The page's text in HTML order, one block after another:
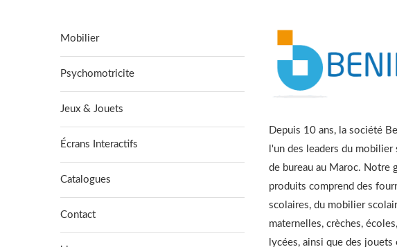
Mobilier
Psychomotricite
Jeux & Jouets
Écrans Interactifs
Catalogues
Contact
Depuis 10 ans, la société
l'un des leaders du mobilier
de bureau au Maroc. Notre
produits comprend des
scolaires, du mobilier
maternelles, crèches,
lycées, ainsi que des jouets